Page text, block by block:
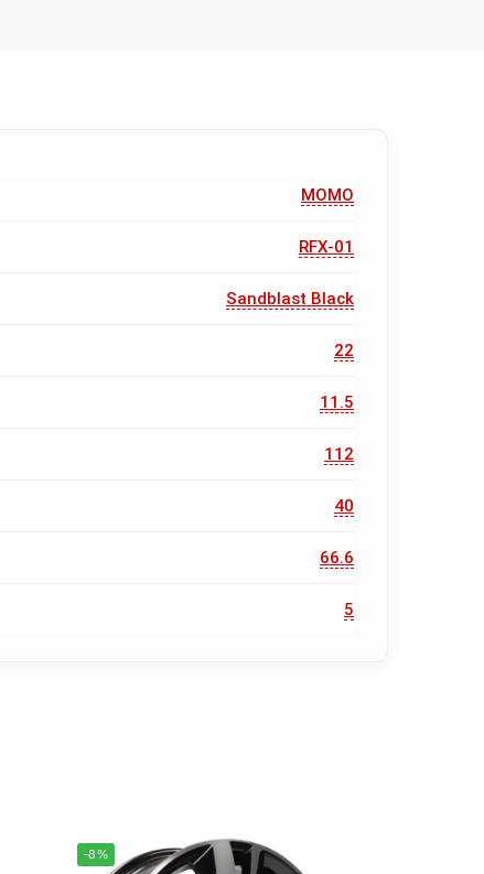
MOMO
RFX-01
Sandblast Black
22
11.5
112
40
66.6
5
-8%